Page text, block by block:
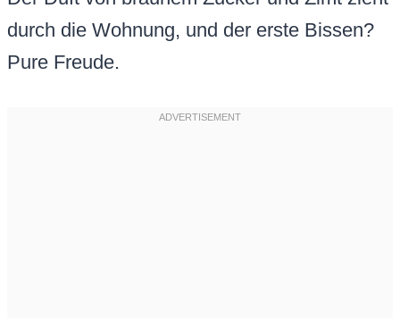
durch die Wohnung, und der erste Bissen?
Pure Freude.